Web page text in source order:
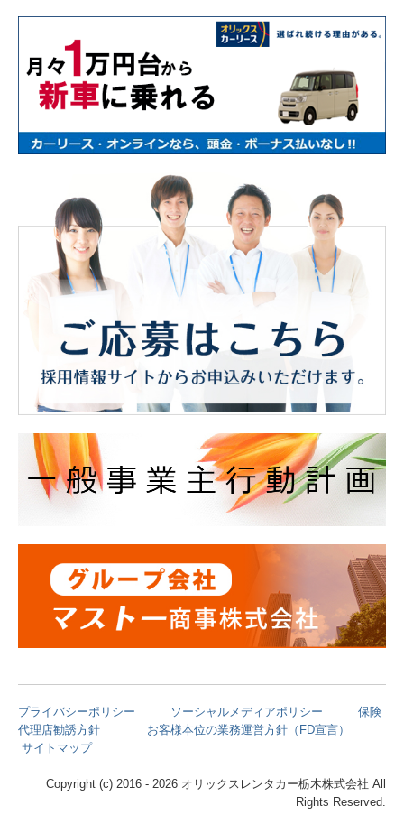
プライバシーポリシー ソーシャルメディアポリシー
保険
代理店勧誘方針
お客様本位の業務運営方針（FD宣言）
サイトマップ
Copyright (c) 2016 - 2026 オリックスレンタカー栃木株式会社 All
Rights Reserved.